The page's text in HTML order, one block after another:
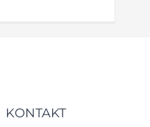
KONTAKT